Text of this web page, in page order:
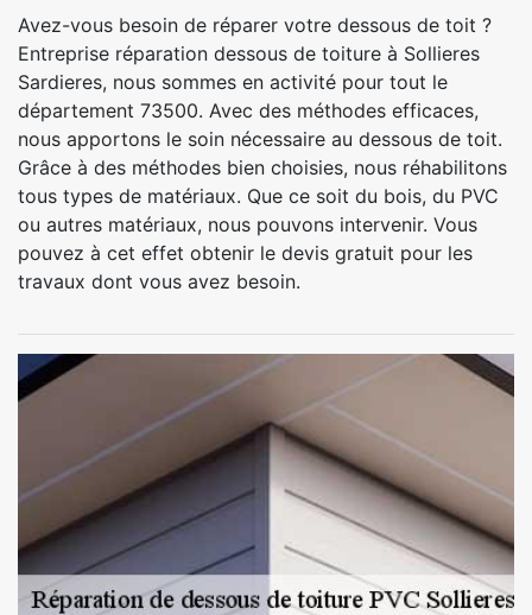
Avez-vous besoin de réparer votre dessous de toit ?
Entreprise réparation dessous de toiture à Sollieres
Sardieres, nous sommes en activité pour tout le
département 73500. Avec des méthodes efficaces,
nous apportons le soin nécessaire au dessous de toit.
Grâce à des méthodes bien choisies, nous réhabilitons
tous types de matériaux. Que ce soit du bois, du PVC
ou autres matériaux, nous pouvons intervenir. Vous
pouvez à cet effet obtenir le devis gratuit pour les
travaux dont vous avez besoin.